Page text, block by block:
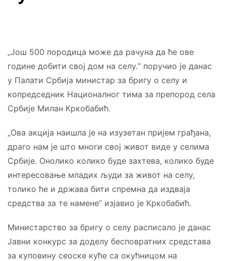
„Још 500 породица може да рачуна да ће ове
године добити свој дом на селу.“ поручио је данас
у Палати Србија министар за бригу о селу и
копредседник Националног тима за препород села
Србије Милан Кркобабић.
„Ова акција наишла је на изузетан пријем грађана,
драго нам је што многи свој живот виде у селима
Србије. Онолико колико буде захтева, колико буде
интересовање младих људи за живот на селу,
толико ће и држава бити спремна да издваја
средства за те намене“ изјавио је Кркобабић.
Министарство за бригу о селу расписало је данас
Јавни конкурс за доделу бесповратних средстава
за куповину сеоске куће са окућницом на